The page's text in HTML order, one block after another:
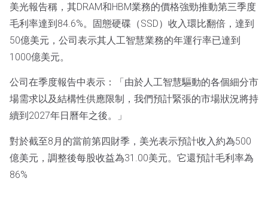
美光報告稱，其DRAM和HBM業務的價格強勁推動第三季度
毛利率達到84.6%。固態硬碟（SSD）收入環比翻倍，達到
50億美元，公司表示其人工智慧業務的年運行率已達到
1000億美元。
公司在季度報告中表示：「由於人工智慧驅動的各個細分市
場需求以及結構性供應限制，我們預計緊張的市場狀況將持
續到2027年日曆年之後。」
對於截至8月的當前第四財季，美光表示預計收入約為500
億美元，調整後每股收益為31.00美元。它還預計毛利率為
86%